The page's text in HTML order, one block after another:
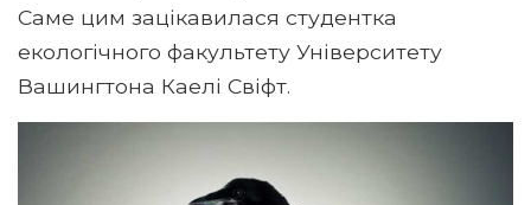
Саме цим зацікавилася студентка
екологічного факультету Університету
Вашингтона Каелі Свіфт.